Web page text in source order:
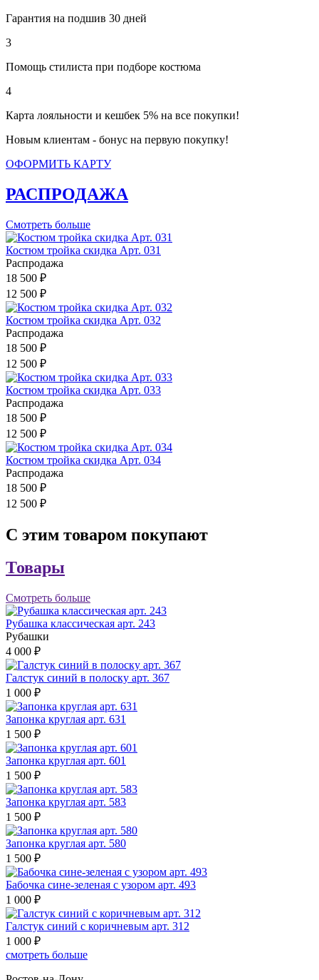
Гарантия на подшив 30 дней
3
Помощь стилиста при подборе костюма
4
Карта лояльности и кешбек 5% на все покупки!
Новым клиентам - бонус на первую покупку!
ОФОРМИТЬ КАРТУ
РАСПРОДАЖА
Смотреть больше
Костюм тройка скидка Арт. 031
Распродажа
18 500 ₽
12 500 ₽
Костюм тройка скидка Арт. 032
Распродажа
18 500 ₽
12 500 ₽
Костюм тройка скидка Арт. 033
Распродажа
18 500 ₽
12 500 ₽
Костюм тройка скидка Арт. 034
Распродажа
18 500 ₽
12 500 ₽
С этим товаром покупают
Товары
Смотреть больше
Рубашка классическая арт. 243
Рубашки
4 000 ₽
Галстук синий в полоску арт. 367
1 000 ₽
Запонка круглая арт. 631
1 500 ₽
Запонка круглая арт. 601
1 500 ₽
Запонка круглая арт. 583
1 500 ₽
Запонка круглая арт. 580
1 500 ₽
Бабочка сине-зеленая с узором арт. 493
1 000 ₽
Галстук синий с коричневым арт. 312
1 000 ₽
смотреть больше